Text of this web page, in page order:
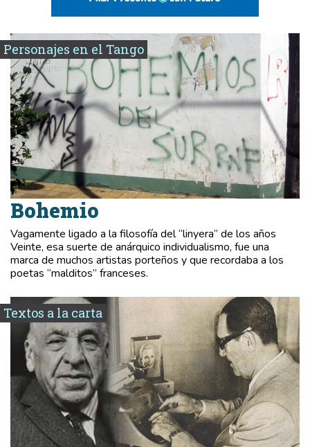
Personajes en el Tango
Bohemio
Vagamente ligado a la filosofía del “linyera” de los años
Veinte, esa suerte de anárquico individualismo, fue una
marca de muchos artistas porteños y que recordaba a los
poetas “malditos” franceses.
Textos a la carta